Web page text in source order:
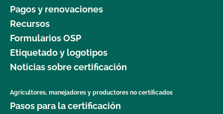
Pagos y renovaciones
Recursos
Formularios OSP
Etiquetado y logotipos
Noticias sobre certificación
Agricultores, manejadores y productores no certificados
Pasos para la certificación